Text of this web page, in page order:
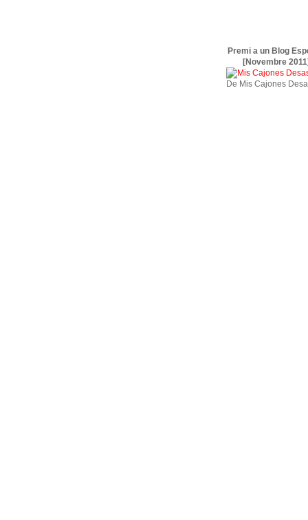
Premi a un Blog
[Novembre
De Mis Cajones